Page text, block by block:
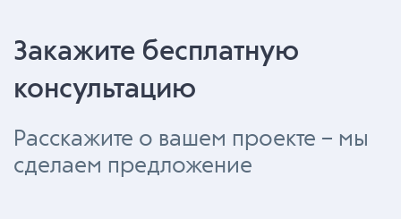
Закажите бесплатную
консультацию
Расскажите о вашем проекте – мы
сделаем предложение